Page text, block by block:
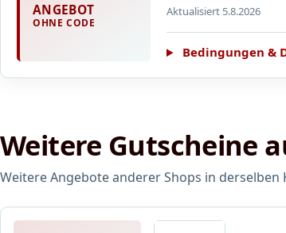
ANGEBOT
OHNE CODE
Aktualisiert 5.8.2026
Bedingungen &
Weitere Gutscheine
Weitere Angebote anderer Shops in derselben